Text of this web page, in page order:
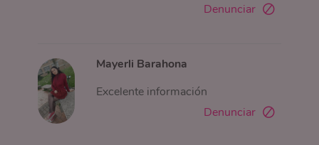
Denunciar
Mayerli Barahona
Excelente información
Denunciar